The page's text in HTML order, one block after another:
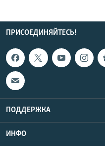
ПРИСОЕДИНЯЙТЕСЬ!
ПОДДЕРЖКА
ИНФО